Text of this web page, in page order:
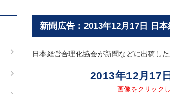
新聞広告：2013年12月17日 日
日本経営合理化協会が新聞などに出稿し
2013年12月17
画像をクリック